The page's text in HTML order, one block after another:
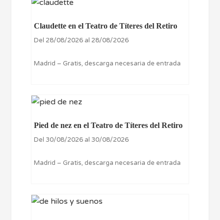
Claudette en el Teatro de Títeres del Retiro
Del 28/08/2026 al 28/08/2026
Madrid – Gratis, descarga necesaria de entrada
Pied de nez en el Teatro de Títeres del Retiro
Del 30/08/2026 al 30/08/2026
Madrid – Gratis, descarga necesaria de entrada